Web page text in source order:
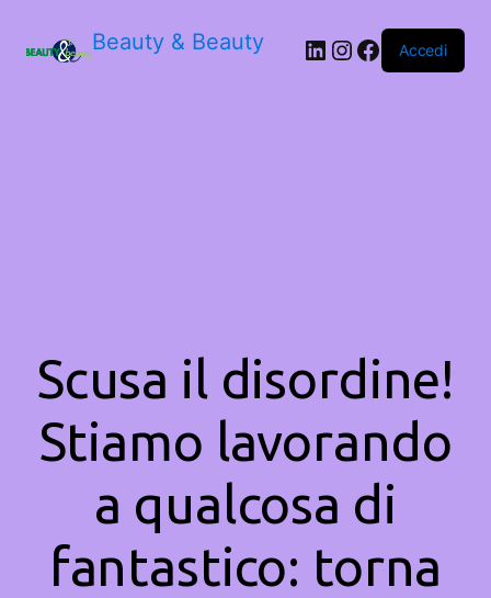
Beauty & Beauty LinkedIn
Instagram
Facebook
Accedi
Scusa il disordine!
Stiamo lavorando
a qualcosa di
fantastico: torna